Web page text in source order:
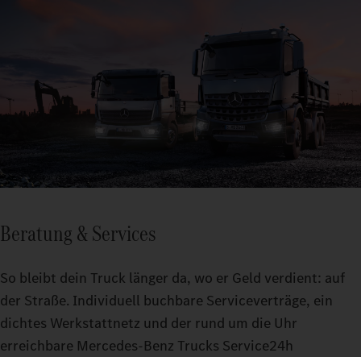
Beratung & Services
So bleibt dein Truck länger da, wo er Geld verdient: auf
der Straße. Individuell buchbare Serviceverträge, ein
dichtes Werkstattnetz und der rund um die Uhr
erreichbare Mercedes-Benz Trucks Service24h